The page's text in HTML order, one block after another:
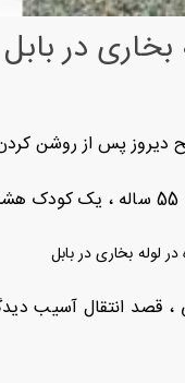
قبیل اکشژن تراپی ، قصد